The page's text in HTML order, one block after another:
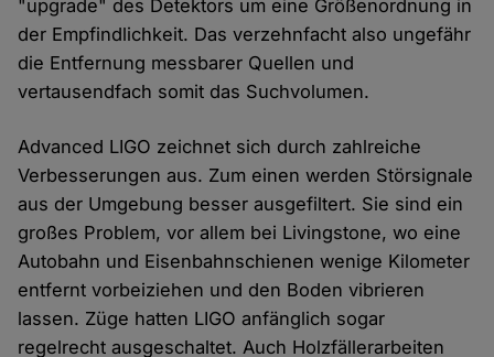
"upgrade" des Detektors um eine Größenordnung in
der Empfindlichkeit. Das verzehnfacht also ungefähr
die Entfernung messbarer Quellen und
vertausendfach somit das Suchvolumen.
Advanced LIGO zeichnet sich durch zahlreiche
Verbesserungen aus. Zum einen werden Störsignale
aus der Umgebung besser ausgefiltert. Sie sind ein
großes Problem, vor allem bei Livingstone, wo eine
Autobahn und Eisenbahnschienen wenige Kilometer
entfernt vorbeiziehen und den Boden vibrieren
lassen. Züge hatten LIGO anfänglich sogar
regelrecht ausgeschaltet. Auch Holzfällerarbeiten